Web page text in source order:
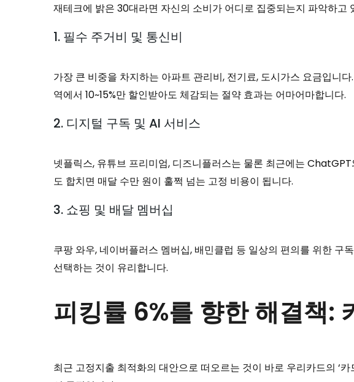
재테크에 밝은 30대라면 자신의 소비가 어디로 집중되는지 파악하
1. 필수 주거비 및 통신비
가장 큰 비중을 차지하는 아파트 관리비, 전기료, 도시가스 요금입니
역에서 10~15%만 할인받아도 체감되는 절약 효과는 어마어마합니다.
2. 디지털 구독 및 AI 서비스
넷플릭스, 유튜브 프리미엄, 디즈니플러스는 물론 최근에는
도 합치면 매달 수만 원이 훌쩍 넘는 고정 비용이 됩니다.
3. 쇼핑 및 배달 멤버십
쿠팡 와우, 네이버플러스 멤버십, 배민클럽 등 일상의 편의를 위한
선택하는 것이 유리합니다.
피킹률 6%를 향한 해결책:
최근 고정지출 최적화의 대안으로 떠오르는 것이 바로 우리카드의 ‘